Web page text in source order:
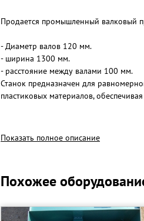
Продается промышленный валковый
- Диаметр валов 120 мм.
- ширина 1300 мм.
- расстояние между валами 100 мм.
Станок предназначен для
пластиковых материалов,
Подходит для различных
• склеивание многослойных панелей;
• удаление воздушных пузырей
Показать полное описание
Похожее